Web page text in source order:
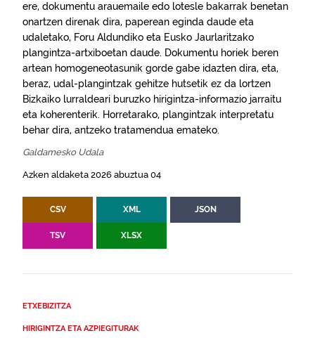
ere, dokumentu arauemaile edo lotesle bakarrak benetan
onartzen direnak dira, paperean eginda daude eta
udaletako, Foru Aldundiko eta Eusko Jaurlaritzako
plangintza-artxiboetan daude. Dokumentu horiek beren
artean homogeneotasunik gorde gabe idazten dira, eta,
beraz, udal-plangintzak gehitze hutsetik ez da lortzen
Bizkaiko lurraldeari buruzko hirigintza-informazio jarraitu
eta koherenterik. Horretarako, plangintzak interpretatu
behar dira, antzeko tratamendua emateko.
Galdamesko Udala
Azken aldaketa 2026 abuztua 04
CSV XML JSON
TSV XLSX
ETXEBIZITZA
HIRIGINTZA ETA AZPIEGITURAK